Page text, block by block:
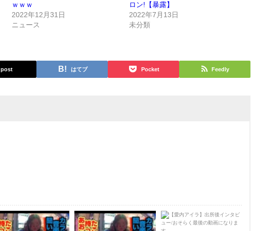
ｗｗｗ
2022年12月31日
ニュース
ロン!【暴露】
2022年7月13日
未分類
post はてブ Pocket Feedly